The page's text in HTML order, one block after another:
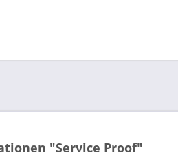
"Service Proof"